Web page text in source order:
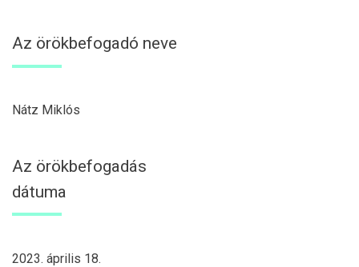
Az örökbefogadó neve
Nátz Miklós
Az örökbefogadás
dátuma
2023. április 18.